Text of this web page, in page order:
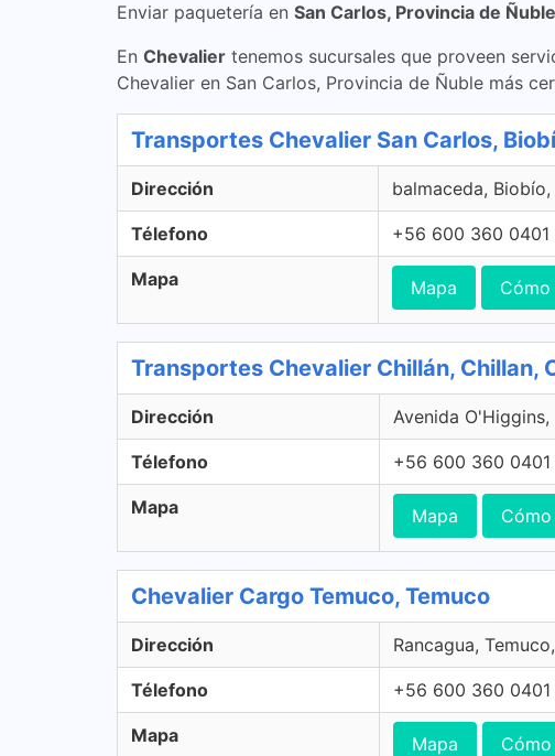
Enviar paquetería en San Carlos, Provincia de Ñuble
En Chevalier tenemos sucursales que proveen
Chevalier en San Carlos, Provincia de Ñuble más
Transportes Chevalier San Carlos,
Dirección balmaceda,
Télefono +56 600 360 0401
Mapa Mapa
Transportes Chevalier Chillán, Chillan,
Dirección Avenida
Télefono +56 600 360 0401
Mapa Mapa
Chevalier Cargo Temuco, Temuco
Dirección Rancagua,
Télefono +56 600 360 0401
Mapa Mapa